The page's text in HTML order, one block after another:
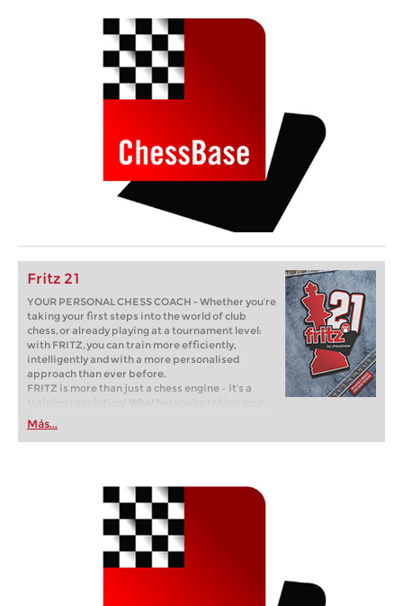
Fritz 21
YOUR PERSONAL CHESS COACH - Whether you’re
taking your first steps into the world of club
chess, or already playing at a tournament level:
with FRITZ, you can train more efficiently,
intelligently and with a more personalised
approach than ever before.
FRITZ is more than just a chess engine – it’s a
training revolution! Whether you’re taking your
first steps into the world of club chess, or already
playing at a tournament level: with FRITZ, you can
train more efficiently, intelligently and with a
Más...